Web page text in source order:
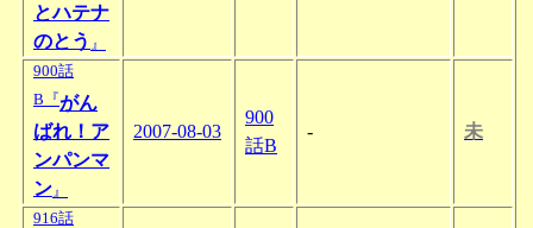
とハテナ
のとう 』
900話
B『がん
ばれ！ア
ンパンマ
ン 』
2007-08-03
900
話B
- 未
916話